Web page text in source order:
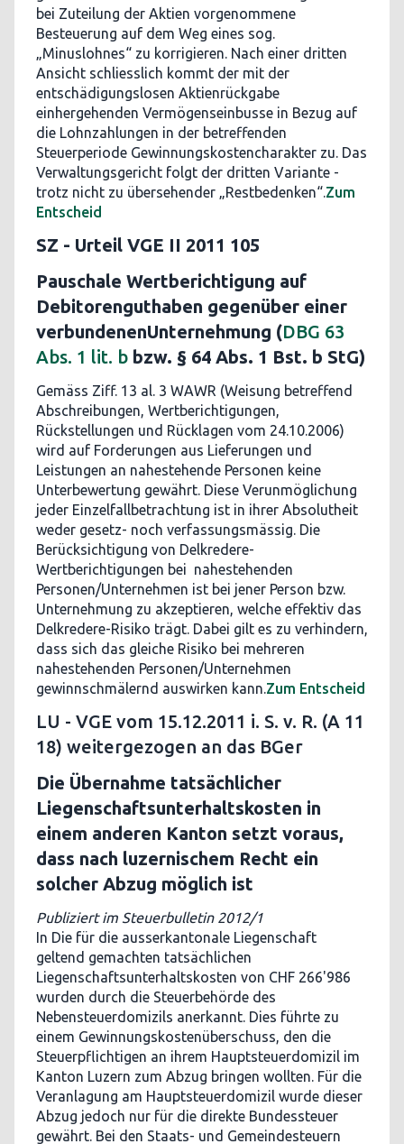
bei Zuteilung der Aktien vorgenommene
Besteuerung auf dem Weg eines sog.
„Minuslohnes“ zu korrigieren. Nach einer dritten
Ansicht schliesslich kommt der mit der
entschädigungslosen Aktienrückgabe
einhergehenden Vermögenseinbusse in Bezug auf
die Lohnzahlungen in der betreffenden
Steuerperiode Gewinnungskostencharakter zu. Das
Verwaltungsgericht folgt der dritten Variante -
trotz nicht zu übersehender „Restbedenken“.Zum
Entscheid
SZ - Urteil VGE II 2011 105
Pauschale Wertberichtigung auf
Debitorenguthaben gegenüber einer
verbundenenUnternehmung (DBG 63
Abs. 1 lit. b bzw. § 64 Abs. 1 Bst. b StG)
Gemäss Ziff. 13 al. 3 WAWR (Weisung betreffend
Abschreibungen, Wertberichtigungen,
Rückstellungen und Rücklagen vom 24.10.2006)
wird auf Forderungen aus Lieferungen und
Leistungen an nahestehende Personen keine
Unterbewertung gewährt. Diese Verunmöglichung
jeder Einzelfallbetrachtung ist in ihrer Absolutheit
weder gesetz- noch verfassungsmässig. Die
Berücksichtigung von Delkredere-
Wertberichtigungen bei nahestehenden
Personen/Unternehmen ist bei jener Person bzw.
Unternehmung zu akzeptieren, welche effektiv das
Delkredere-Risiko trägt. Dabei gilt es zu verhindern,
dass sich das gleiche Risiko bei mehreren
nahestehenden Personen/Unternehmen
gewinnschmälernd auswirken kann.Zum Entscheid
LU - VGE vom 15.12.2011 i. S. v. R. (A 11
18) weitergezogen an das BGer
Die Übernahme tatsächlicher
Liegenschaftsunterhaltskosten in
einem anderen Kanton setzt voraus,
dass nach luzernischem Recht ein
solcher Abzug möglich ist
Publiziert im Steuerbulletin 2012/1
In Die für die ausserkantonale Liegenschaft
geltend gemachten tatsächlichen
Liegenschaftsunterhaltskosten von CHF 266'986
wurden durch die Steuerbehörde des
Nebensteuerdomizils anerkannt. Dies führte zu
einem Gewinnungskostenüberschuss, den die
Steuerpflichtigen an ihrem Hauptsteuerdomizil im
Kanton Luzern zum Abzug bringen wollten. Für die
Veranlagung am Hauptsteuerdomizil wurde dieser
Abzug jedoch nur für die direkte Bundessteuer
gewährt. Bei den Staats- und Gemeindesteuern